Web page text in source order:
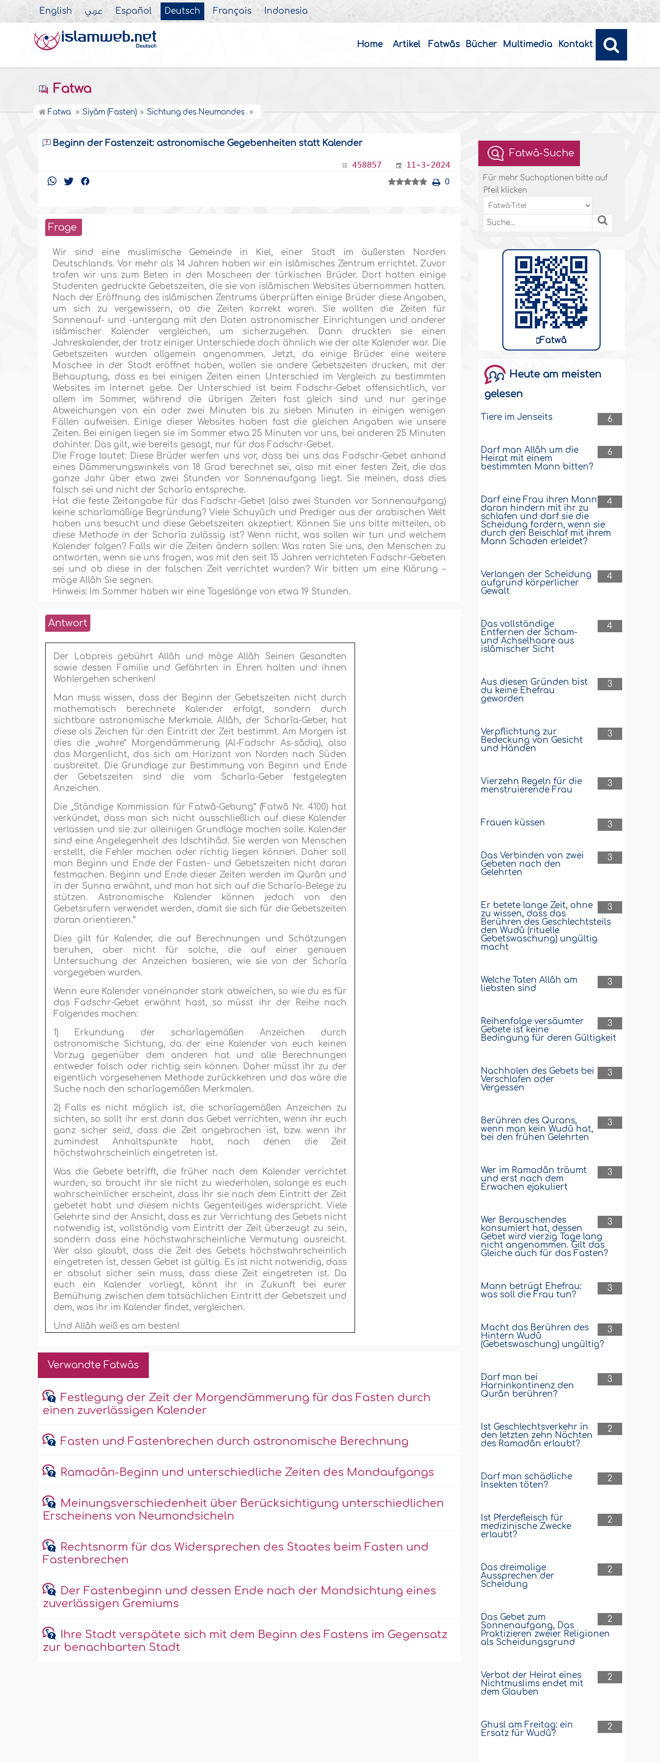
English عربي Español Deutsch Français Indonesia
Home Artikel Fatwâs Bücher Multimedia Kontakt
Fatwa
Fatwa Siyâm (Fasten) Sichtung des Neumondes
Beginn der Fastenzeit: astronomische Gegebenheiten statt Kalender
458857 11-3-2024
0
Frage
Wir sind eine muslimische Gemeinde in Kiel, einer Stadt im äußersten Norden
Deutschlands. Vor mehr als 14 Jahren haben wir ein islâmisches Zentrum errichtet. Zuvor
trafen wir uns zum Beten in den Moscheen der türkischen Brüder. Dort hatten einige
Studenten gedruckte Gebetszeiten, die sie von islâmischen Websites übernommen hatten.
Nach der Eröffnung des islâmischen Zentrums überprüften einige Brüder diese Angaben,
um sich zu vergewissern, ob die Zeiten korrekt waren. Sie wollten die Zeiten für
Sonnenauf- und -untergang mit den Daten astronomischer Einrichtungen und anderer
islâmischer Kalender vergleichen, um sicherzugehen. Dann druckten sie einen
Jahreskalender, der trotz einiger Unterschiede doch ähnlich wie der alte Kalender war. Die
Gebetszeiten wurden allgemein angenommen. Jetzt, da einige Brüder eine weitere
Moschee in der Stadt eröffnet haben, wollen sie andere Gebetszeiten drucken, mit der
Behauptung, dass es bei einigen Zeiten einen Unterschied im Vergleich zu bestimmten
Websites im Internet gebe. Der Unterschied ist beim Fadschr-Gebet offensichtlich, vor
allem im Sommer, während die übrigen Zeiten fast gleich sind und nur geringe
Abweichungen von ein oder zwei Minuten bis zu sieben Minuten in einigen wenigen
Fällen aufweisen. Einige dieser Websites haben fast die gleichen Angaben wie unsere
Zeiten. Bei einigen liegen sie im Sommer etwa 25 Minuten vor uns, bei anderen 25 Minuten
dahinter. Das gilt, wie bereits gesagt, nur für das Fadschr-Gebet.
Die Frage lautet: Diese Brüder werfen uns vor, dass bei uns das Fadschr-Gebet anhand
eines Dämmerungswinkels von 18 Grad berechnet sei, also mit einer festen Zeit, die das
ganze Jahr über etwa zwei Stunden vor Sonnenaufgang liegt. Sie meinen, dass dies
falsch sei und nicht der Scharîa entspreche.
Hat die feste Zeitangabe für das Fadschr-Gebet (also zwei Stunden vor Sonnenaufgang)
keine scharîamäßige Begründung? Viele Schuyûch und Prediger aus der arabischen Welt
haben uns besucht und diese Gebetszeiten akzeptiert. Können Sie uns bitte mitteilen, ob
diese Methode in der Scharîa zulässig ist? Wenn nicht, was sollen wir tun und welchem
Kalender folgen? Falls wir die Zeiten ändern sollen: Was raten Sie uns, den Menschen zu
antworten, wenn sie uns fragen, was mit den seit 15 Jahren verrichteten Fadschr-Gebeten
sei und ob diese in der falschen Zeit verrichtet wurden? Wir bitten um eine Klärung –
möge Allâh Sie segnen.
Hinweis: Im Sommer haben wir eine Tageslänge von etwa 19 Stunden.
Antwort
Der Lobpreis gebührt Allâh und möge Allâh Seinen Gesandten
sowie dessen Familie und Gefährten in Ehren halten und ihnen
Wohlergehen schenken!
Man muss wissen, dass der Beginn der Gebetszeiten nicht durch
mathematisch berechnete Kalender erfolgt, sondern durch
sichtbare astronomische Merkmale. Allâh, der Scharîa-Geber, hat
diese als Zeichen für den Eintritt der Zeit bestimmt. Am Morgen ist
dies die „wahre“ Morgendämmerung (Al-Fadschr As-sâdiq), also
das Morgenlicht, das sich am Horizont von Norden nach Süden
ausbreitet. Die Grundlage zur Bestimmung von Beginn und Ende
der Gebetszeiten sind die vom Scharîa-Geber festgelegten
Anzeichen.
Die „Ständige Kommission für Fatwâ-Gebung“ (Fatwâ Nr. 4100) hat
verkündet, dass man sich nicht ausschließlich auf diese Kalender
verlassen und sie zur alleinigen Grundlage machen solle. Kalender
sind eine Angelegenheit des Idschtihâd. Sie werden von Menschen
erstellt, die Fehler machen oder richtig liegen können. Daher soll
man Beginn und Ende der Fasten- und Gebetszeiten nicht daran
festmachen. Beginn und Ende dieser Zeiten werden im Qurân und
in der Sunna erwähnt, und man hat sich auf die Scharîa-Belege zu
stützen. Astronomische Kalender können jedoch von den
Gebetsrufern verwendet werden, damit sie sich für die Gebetszeiten
daran orientieren.“
Dies gilt für Kalender, die auf Berechnungen und Schätzungen
beruhen, aber nicht für solche, die auf einer genauen
Untersuchung der Anzeichen basieren, wie sie von der Scharîa
vorgegeben wurden.
Wenn eure Kalender voneinander stark abweichen, so wie du es für
das Fadschr-Gebet erwähnt hast, so müsst ihr der Reihe nach
Folgendes machen:
1) Erkundung der scharîagemäßen Anzeichen durch
astronomische Sichtung, da der eine Kalender von euch keinen
Vorzug gegenüber dem anderen hat und alle Berechnungen
entweder falsch oder richtig sein können. Daher müsst ihr zu der
eigentlich vorgesehenen Methode zurückkehren und das wäre die
Suche nach den scharîagemäßen Merkmalen.
2) Falls es nicht möglich ist, die scharîagemäßen Anzeichen zu
sichten, so sollt ihr erst dann das Gebet verrichten, wenn ihr euch
ganz sicher seid, dass die Zeit angebrochen ist, bzw. wenn ihr
zumindest Anhaltspunkte habt, nach denen die Zeit
höchstwahrscheinlich eingetreten ist.
Was die Gebete betrifft, die früher nach dem Kalender verrichtet
wurden, so braucht ihr sie nicht zu wiederholen, solange es euch
wahrscheinlicher erscheint, dass ihr sie nach dem Eintritt der Zeit
gebetet habt und diesem nichts Gegenteiliges widerspricht. Viele
Gelehrte sind der Ansicht, dass es zur Verrichtung des Gebets nicht
notwendig ist, vollständig vom Eintritt der Zeit überzeugt zu sein,
sondern dass eine höchstwahrscheinliche Vermutung ausreicht.
Wer also glaubt, dass die Zeit des Gebets höchstwahrscheinlich
eingetreten ist, dessen Gebet ist gültig. Es ist nicht notwendig, dass
er absolut sicher sein muss, dass diese Zeit eingetreten ist. Da
euch ein Kalender vorliegt, könnt ihr in Zukunft bei eurer
Bemühung zwischen dem tatsächlichen Eintritt der Gebetszeit und
dem, was ihr im Kalender findet, vergleichen.
Und Allâh weiß es am besten!
Verwandte Fatwâs
Festlegung der Zeit der Morgendämmerung für das Fasten durch
einen zuverlässigen Kalender
Fasten und Fastenbrechen durch astronomische Berechnung
Ramadân-Beginn und unterschiedliche Zeiten des Mondaufgangs
Meinungsverschiedenheit über Berücksichtigung unterschiedlichen
Erscheinens von Neumondsicheln
Rechtsnorm für das Widersprechen des Staates beim Fasten und
Fastenbrechen
Der Fastenbeginn und dessen Ende nach der Mondsichtung eines
zuverlässigen Gremiums
Ihre Stadt verspätete sich mit dem Beginn des Fastens im Gegensatz
zur benachbarten Stadt
Fatwâ-Suche
Für mehr Suchoptionen bitte auf
Pfeil klicken
Fatwâ
Heute am meisten
gelesen
6
Tiere im Jenseits
6
Darf man Allâh um die
Heirat mit einem
bestimmten Mann bitten?
4
Darf eine Frau ihren Mann
daran hindern mit ihr zu
schlafen und darf sie die
Scheidung fordern, wenn sie
durch den Beischlaf mit ihrem
Mann Schaden erleidet?
4
Verlangen der Scheidung
aufgrund körperlicher
Gewalt
4
Das vollständige
Entfernen der Scham-
und Achselhaare aus
islâmischer Sicht
3
Aus diesen Gründen bist
du keine Ehefrau
geworden
3
Verpflichtung zur
Bedeckung von Gesicht
und Händen
3
Vierzehn Regeln für die
menstruierende Frau
3
Frauen küssen
3
Das Verbinden von zwei
Gebeten nach den
Gelehrten
3
Er betete lange Zeit, ohne
zu wissen, dass das
Berühren des Geschlechtsteils
den Wudû (rituelle
Gebetswaschung) ungültig
macht
3
Welche Taten Allâh am
liebsten sind
3
Reihenfolge versäumter
Gebete ist keine
Bedingung für deren Gültigkeit
3
Nachholen des Gebets bei
Verschlafen oder
Vergessen
3
Berühren des Qurans,
wenn man kein Wudû hat,
bei den frühen Gelehrten
3
Wer im Ramadân träumt
und erst nach dem
Erwachen ejakuliert
3
Wer Berauschendes
konsumiert hat, dessen
Gebet wird vierzig Tage lang
nicht angenommen. Gilt das
Gleiche auch für das Fasten?
3
Mann betrügt Ehefrau:
was soll die Frau tun?
3
Macht das Berühren des
Hintern Wudû
(Gebetswaschung) ungültig?
3
Darf man bei
Harninkontinenz den
Qurân berühren?
2
Ist Geschlechtsverkehr in
den letzten zehn Nächten
des Ramadân erlaubt?
2
Darf man schädliche
Insekten töten?
2
Ist Pferdefleisch für
medizinische Zwecke
erlaubt?
2
Das dreimalige
Aussprechen der
Scheidung
2
Das Gebet zum
Sonnenaufgang, Das
Praktizieren zweier Religionen
als Scheidungsgrund
2
Verbot der Heirat eines
Nichtmuslims endet mit
dem Glauben
2
Ghusl am Freitag: ein
Ersatz für Wudû?